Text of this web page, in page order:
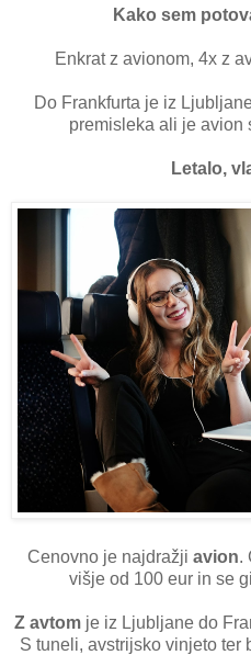
Kako sem
Enkrat z avionom, 4x z
Do Frankfurta je iz
premisleka ali je avion
Letalo,
Cenovno je najdražji avion.
višje od 100 eur in se
Z avtom je iz Ljubljane do
S tuneli, avstrijsko vinjeto ter